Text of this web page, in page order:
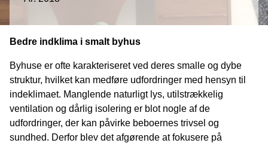
Bedre indklima i smalt byhus
Byhuse er ofte karakteriseret ved deres smalle og dybe
struktur, hvilket kan medføre udfordringer med hensyn til
indeklimaet. Manglende naturligt lys, utilstrækkelig
ventilation og dårlig isolering er blot nogle af de
udfordringer, der kan påvirke beboernes trivsel og
sundhed. Derfor blev det afgørende at fokusere på